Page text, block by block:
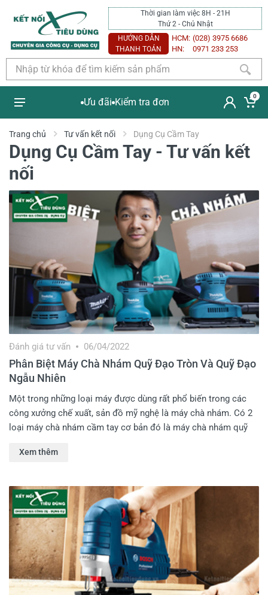
Thời gian làm việc 8H - 21H
Thứ 2 - Chủ Nhật
HƯỚNG DẪN
THANH TOÁN
HCM: (028) 3975 6686
HN:
0971 233 253
Ưu đãi Kiểm tra đơn
0
Trang chủ Tư vấn kết nối Dụng Cụ Cầm Tay
Dụng Cụ Cầm Tay - Tư vấn kết
nối
Đánh giá tư vấn
Phân Biệt Máy Chà Nhám Quỹ Đạo Tròn Và Quỹ Đạo
Ngẫu Nhiên
06/04/2022
Một trong những loại máy được dùng rất phổ biến trong các
công xưởng chế xuất, sản đồ mỹ nghệ là máy chà nhám. Có 2
loại máy chà nhám cầm tay cơ bản đó là máy chà nhám quỹ
đạo tròn (Orbit Sander). Hôm nay, Kết Nối Tiêu Dùng sẽ giúp
Xem thêm